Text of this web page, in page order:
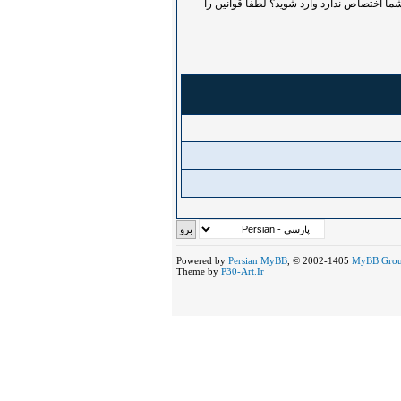
اختصاص ندارد وارد شوید؟ لطفاً قوانین را
Powered by Persian MyBB , © 2002-1405 MyBB
Theme by P30-Art.Ir